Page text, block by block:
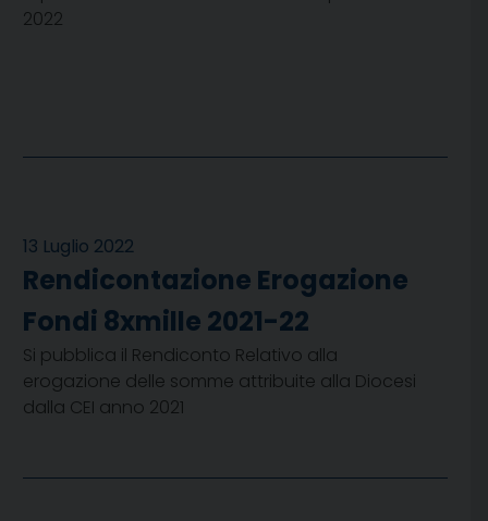
2022
13 Luglio 2022
Rendicontazione Erogazione
Fondi 8xmille 2021-22
Si pubblica il Rendiconto Relativo alla
erogazione delle somme attribuite alla Diocesi
dalla CEI anno 2021